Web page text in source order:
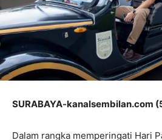
SURABAYA-kanalsembilan.com
Dalam rangka memperingati Hari